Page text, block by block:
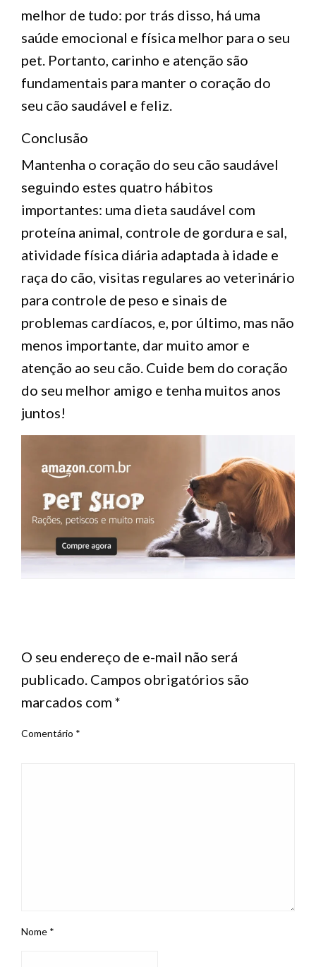
melhor de tudo: por trás disso, há uma
saúde emocional e física melhor para o seu
pet. Portanto, carinho e atenção são
fundamentais para manter o coração do
seu cão saudável e feliz.
Conclusão
Mantenha o coração do seu cão saudável
seguindo estes quatro hábitos
importantes: uma dieta saudável com
proteína animal, controle de gordura e sal,
atividade física diária adaptada à idade e
raça do cão, visitas regulares ao veterinário
para controle de peso e sinais de
problemas cardíacos, e, por último, mas não
menos importante, dar muito amor e
atenção ao seu cão. Cuide bem do coração
do seu melhor amigo e tenha muitos anos
juntos!
O seu endereço de e-mail não será
publicado. Campos obrigatórios são
marcados com *
Comentário *
Nome *